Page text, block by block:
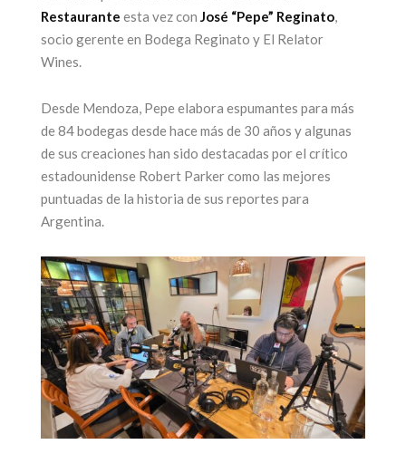
feria más
Alta
Gama by
Sheraton
17 julio, 2026
CONTINUAR LEYENDO
ícono
turismo
17 junio, 2026
CONTINUAR
Restaurante esta vez con José “Pepe” Reginato,
socio gerente en Bodega Reginato y El Relator
Wines.
Desde Mendoza, Pepe elabora espumantes para más
de 84 bodegas desde hace más de 30 años y algunas
de sus creaciones han sido destacadas por el crítico
estadounidense Robert Parker como las mejores
puntuadas de la historia de sus reportes para
Argentina.